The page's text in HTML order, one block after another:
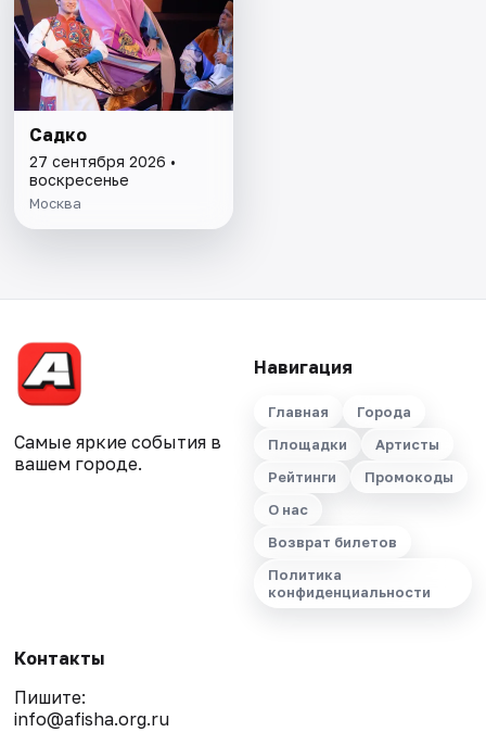
Садко
27 сентября 2026 •
воскресенье
Москва
Самые яркие события в
вашем городе.
Навигация
Главная
Города
Площадки
Артисты
Рейтинги
Промокоды
О нас
Возврат билетов
Политика
конфиденциальности
Контакты
Пишите:
info@afisha.org.ru